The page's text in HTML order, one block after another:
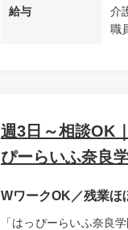
給与
介
職
週3日～相談OK
ぴーらいふ奈良学
WワークOK／残業ほ
「はっぴーらいふ奈良